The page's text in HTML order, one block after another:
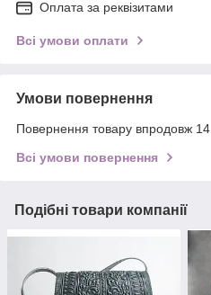
Оплата за реквізитами
Всі умови оплати
Умови повернення
Повернення товару впродовж 14
Всі умови повернення
Подібні товари компанії